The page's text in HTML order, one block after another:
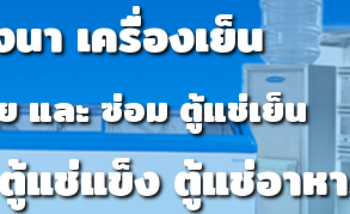
นา เครื่องเย็น
และ ซ่อม ตู้แช่เย็น
แช่แข็ง ตู้แช่อาห